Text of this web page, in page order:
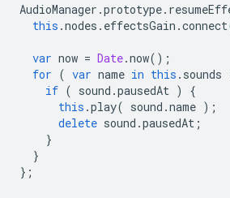
AudioManager .prototype.
this .nodes . effectsGain .connect
var now = Date.now();
for ( var name in this . sounds
if ( sound .pausedAt )
{
this .play( sound .name );
delete sound .pausedAt ;
}
}
};